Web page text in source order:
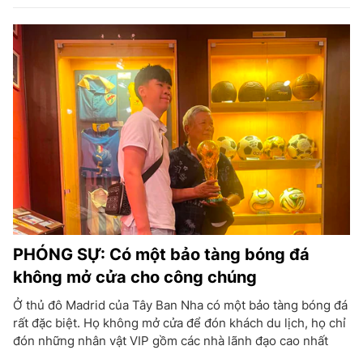
PHÓNG SỰ: Có một bảo tàng bóng đá
không mở cửa cho công chúng
Ở thủ đô Madrid của Tây Ban Nha có một bảo tàng bóng đá
rất đặc biệt. Họ không mở cửa để đón khách du lịch, họ chỉ
đón những nhân vật VIP gồm các nhà lãnh đạo cao nhất